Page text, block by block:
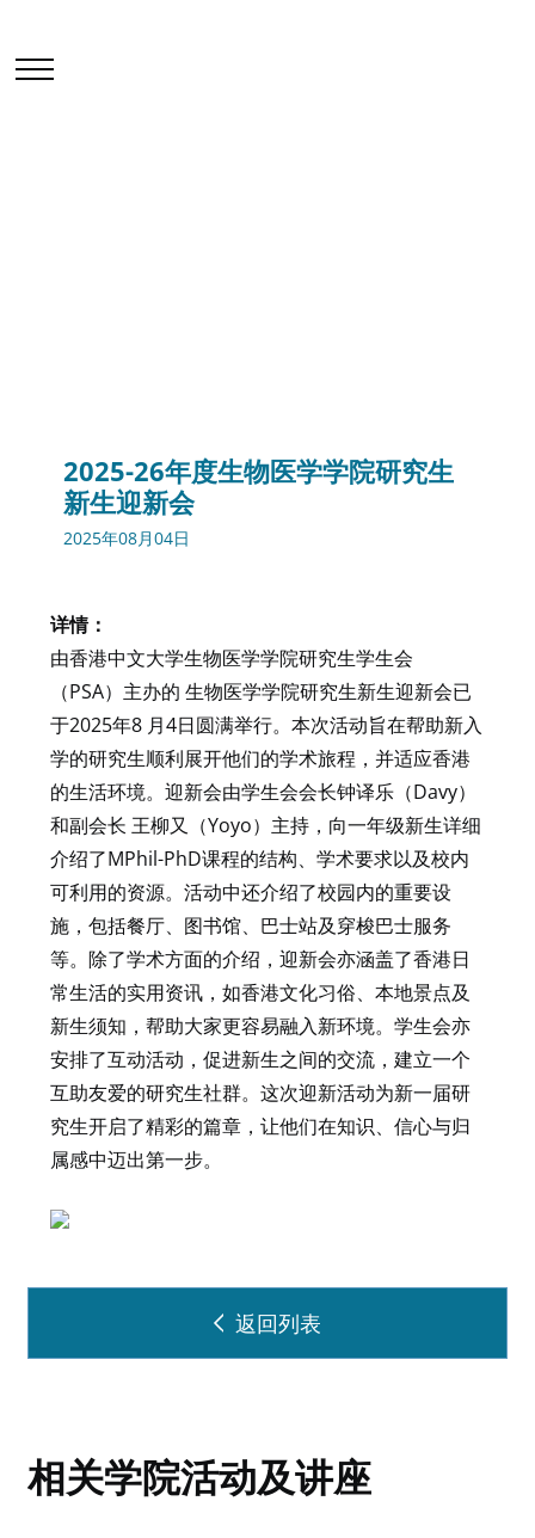
2025-26年度生物医学学院研究生
新生迎新会
2025年08月04日
详情：
由香港中文大学生物医学学院研究生学生会
（PSA）主办的 生物医学学院研究生新生迎新会已
于2025年8 月4日圆满举行。本次活动旨在帮助新入
学的研究生顺利展开他们的学术旅程，并适应香港
的生活环境。迎新会由学生会会长钟译乐（Davy）
和副会长 王柳又（Yoyo）主持，向一年级新生详细
介绍了MPhil-PhD课程的结构、学术要求以及校内
可利用的资源。活动中还介绍了校园内的重要设
施，包括餐厅、图书馆、巴士站及穿梭巴士服务
等。除了学术方面的介绍，迎新会亦涵盖了香港日
常生活的实用资讯，如香港文化习俗、本地景点及
新生须知，帮助大家更容易融入新环境。学生会亦
安排了互动活动，促进新生之间的交流，建立一个
互助友爱的研究生社群。这次迎新活动为新一届研
究生开启了精彩的篇章，让他们在知识、信心与归
属感中迈出第一步。
返回列表
相关学院活动及讲座